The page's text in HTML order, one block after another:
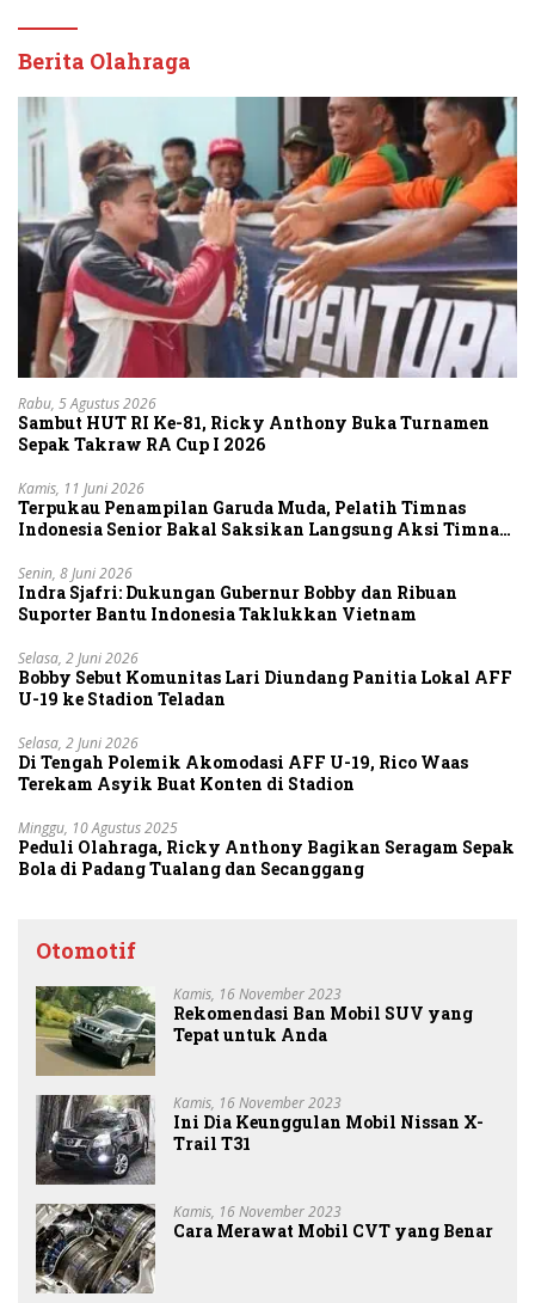
Berita Olahraga
Rabu, 5 Agustus 2026
Sambut HUT RI Ke-81, Ricky Anthony Buka Turnamen
Sepak Takraw RA Cup I 2026
Kamis, 11 Juni 2026
Terpukau Penampilan Garuda Muda, Pelatih Timnas
Indonesia Senior Bakal Saksikan Langsung Aksi Timnas
Senin, 8 Juni 2026
Indra Sjafri: Dukungan Gubernur Bobby dan Ribuan
Suporter Bantu Indonesia Taklukkan Vietnam
Selasa, 2 Juni 2026
Bobby Sebut Komunitas Lari Diundang Panitia Lokal AFF
U-19 ke Stadion Teladan
Selasa, 2 Juni 2026
Di Tengah Polemik Akomodasi AFF U-19, Rico Waas
Terekam Asyik Buat Konten di Stadion
Minggu, 10 Agustus 2025
Peduli Olahraga, Ricky Anthony Bagikan Seragam Sepak
Bola di Padang Tualang dan Secanggang
Otomotif
Kamis, 16 November 2023
Rekomendasi Ban Mobil SUV yang
Tepat untuk Anda
Kamis, 16 November 2023
Ini Dia Keunggulan Mobil Nissan X-
Trail T31
Kamis, 16 November 2023
Cara Merawat Mobil CVT yang Benar